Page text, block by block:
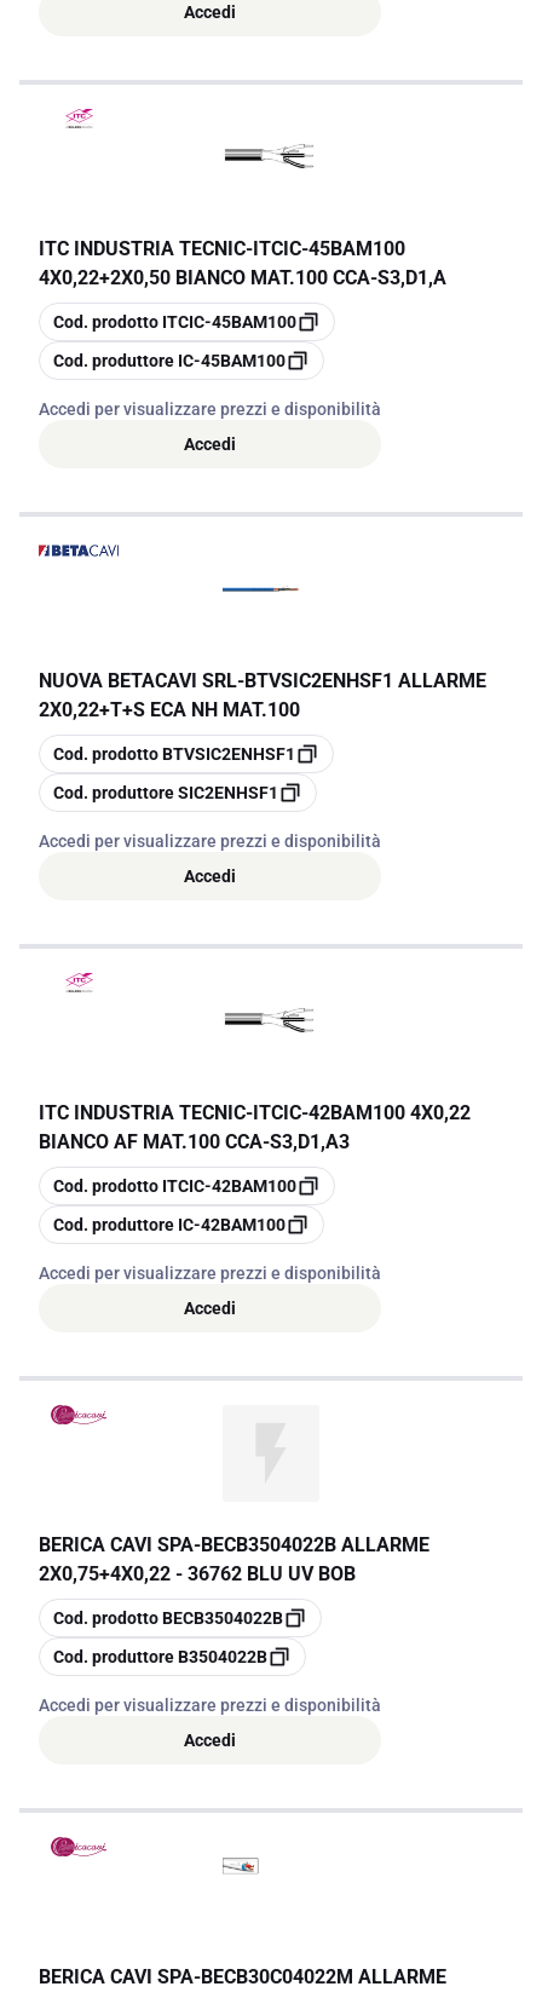
Accedi
ITC INDUSTRIA TECNIC-ITCIC-45BAM100
4X0,22+2X0,50 BIANCO MAT.100 CCA-S3,D1,A
copia
Cod. prodotto ITCIC-45BAM100
copia
Cod. produttore IC-45BAM100
Accedi per visualizzare prezzi e disponibilità
Accedi
NUOVA BETACAVI SRL-BTVSIC2ENHSF1 ALLARME
2X0,22+T+S ECA NH MAT.100
copia
Cod. prodottoBTVSIC2ENHSF1
copia
Cod. produttoreSIC2ENHSF1
Accedi per visualizzare prezzi e disponibilità
Accedi
ITC INDUSTRIA TECNIC-ITCIC-42BAM100 4X0,22
BIANCO AF MAT.100 CCA-S3,D1,A3
copia
Cod. prodotto ITCIC-42BAM100
copia
Cod. produttore IC-42BAM100
Accedi per visualizzare prezzi e disponibilità
Accedi
BERICA CAVI SPA-BECB3504022B ALLARME
2X0,75+4X0,22 - 36762 BLU UV BOB
copia
Cod. prodottoBECB3504022B
copia
Cod. produttoreB3504022B
Accedi per visualizzare prezzi e disponibilità
Accedi
BERICA CAVI SPA-BECB30C04022M ALLARME